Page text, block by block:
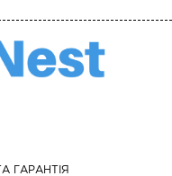
ГАРАНТІЯ